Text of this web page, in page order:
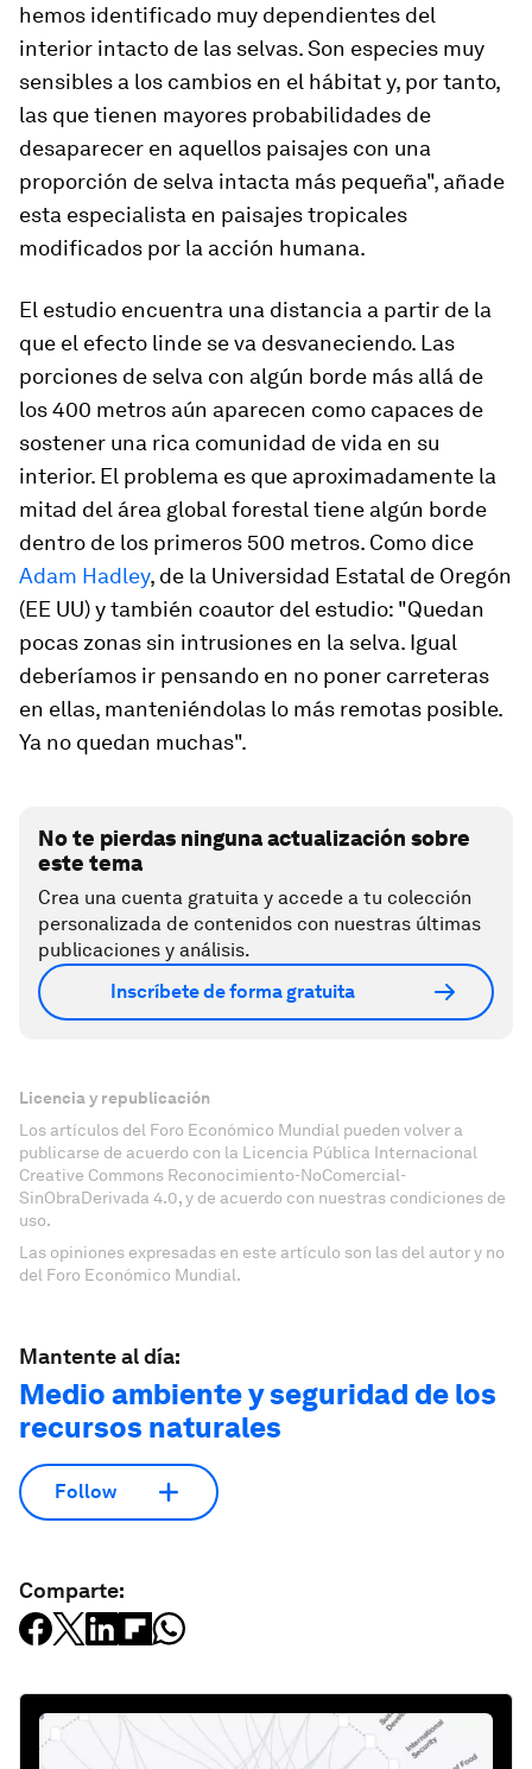
hemos identificado muy dependientes del
interior intacto de las selvas. Son especies muy
sensibles a los cambios en el hábitat y, por tanto,
las que tienen mayores probabilidades de
desaparecer en aquellos paisajes con una
proporción de selva intacta más pequeña", añade
esta especialista en paisajes tropicales
modificados por la acción humana.
El estudio encuentra una distancia a partir de la
que el efecto linde se va desvaneciendo. Las
porciones de selva con algún borde más allá de
los 400 metros aún aparecen como capaces de
sostener una rica comunidad de vida en su
interior. El problema es que aproximadamente la
mitad del área global forestal tiene algún borde
dentro de los primeros 500 metros. Como dice
Adam Hadley, de la Universidad Estatal de Oregón
(EE UU) y también coautor del estudio: "Quedan
pocas zonas sin intrusiones en la selva. Igual
deberíamos ir pensando en no poner carreteras
en ellas, manteniéndolas lo más remotas posible.
Ya no quedan muchas".
No te pierdas ninguna actualización sobre
este tema
Crea una cuenta gratuita y accede a tu colección
personalizada de contenidos con nuestras últimas
publicaciones y análisis.
Inscríbete de forma gratuita
Licencia y republicación
Los artículos del Foro Económico Mundial pueden volver a
publicarse de acuerdo con la Licencia Pública Internacional
Creative Commons Reconocimiento-NoComercial-
SinObraDerivada 4.0, y de acuerdo con nuestras condiciones de
uso.
Las opiniones expresadas en este artículo son las del autor y no
del Foro Económico Mundial.
Mantente al día:
Medio ambiente y seguridad de los
recursos naturales
Follow
Comparte: